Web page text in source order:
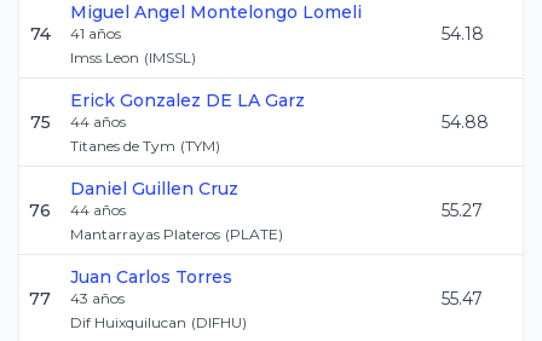
74
Miguel Angel Montelongo Lomeli
41 años
Imss Leon (IMSSL)
54.18
75
Erick Gonzalez DE LA Garz
44 años
Titanes de Tym (TYM)
54.88
76
Daniel Guillen Cruz
44 años
Mantarrayas Plateros (PLATE)
55.27
77
Juan Carlos Torres
43 años
Dif Huixquilucan (DIFHU)
55.47